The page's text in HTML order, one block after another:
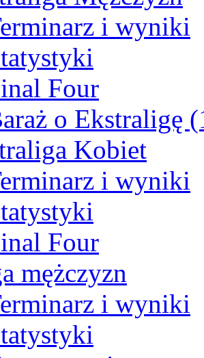
i wyniki
Four
o Ekstraligę
Kobiet
i wyniki
Four
mężczyzn
i wyniki